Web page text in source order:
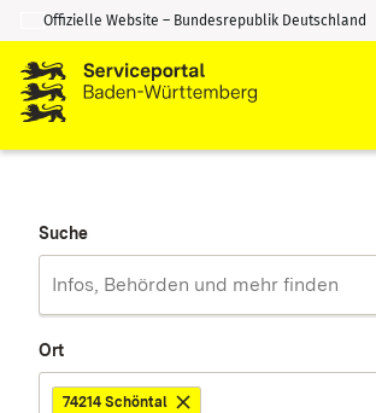
Zum Inhalt springen
Zur Suche springen
Offizielle Website – Bundesrepublik Deutschland
Suche
Ort
74214 Schöntal